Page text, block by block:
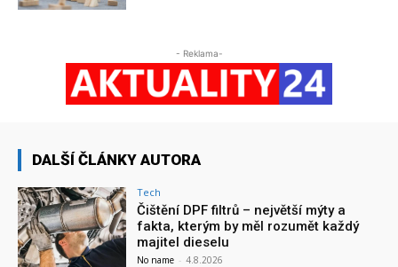
- Reklama-
DALŠÍ ČLÁNKY AUTORA
Tech
Čištění DPF filtrů – největší mýty a
fakta, kterým by měl rozumět každý
majitel dieselu
No name - 4.8.2026